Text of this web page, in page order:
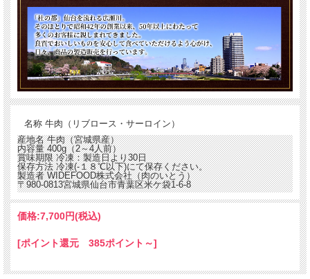
3.仙台黒毛和牛の焼き肉
フライパンでも美味しく焼けます。 サラダ油は使わず牛脂で焼いてくださ
い。 塩だけでシンプルに食べるのがおすすです。
名称 牛肉（リブロース・サーロイン）
産地名 牛肉（宮城県産）
内容量 400g（2～4人前）
賞味期限 冷凍：製造日より30日
保存方法 冷凍(-１８℃以下)にて保存ください。
製造者 WIDEFOOD株式会社（肉のいとう）
〒980-0813宮城県仙台市青葉区米ケ袋1-6-8
価格:7,700円(税込)
[ポイント還元 385ポイント～]